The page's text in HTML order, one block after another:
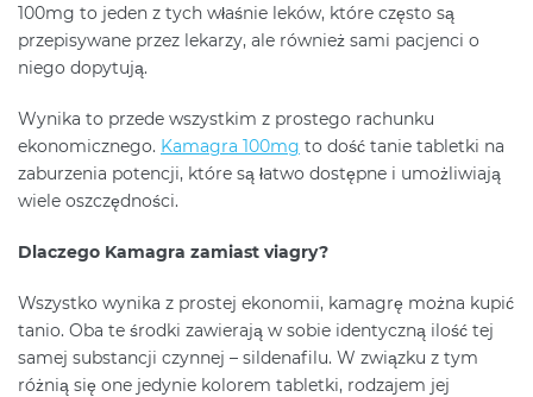
100mg to jeden z tych właśnie leków, które często są
przepisywane przez lekarzy, ale również sami pacjenci o
niego dopytują.
Wynika to przede wszystkim z prostego rachunku
ekonomicznego. Kamagra 100mg to dość tanie tabletki na
zaburzenia potencji, które są łatwo dostępne i umożliwiają
wiele oszczędności.
Dlaczego Kamagra zamiast viagry?
Wszystko wynika z prostej ekonomii, kamagrę można kupić
tanio. Oba te środki zawierają w sobie identyczną ilość tej
samej substancji czynnej – sildenafilu. W związku z tym
różnią się one jedynie kolorem tabletki, rodzajem jej